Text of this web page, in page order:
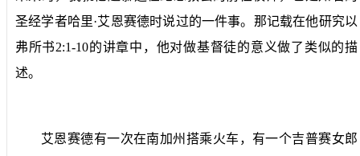
圣经学者哈里·艾恩赛德时说过的一件事。那记载在他研究以
弗所书2:1-10的讲章中，他对做基督徒的意义做了类似的描
述。
艾恩赛德有一次在南加州搭乘火车，有一个吉普赛女郎